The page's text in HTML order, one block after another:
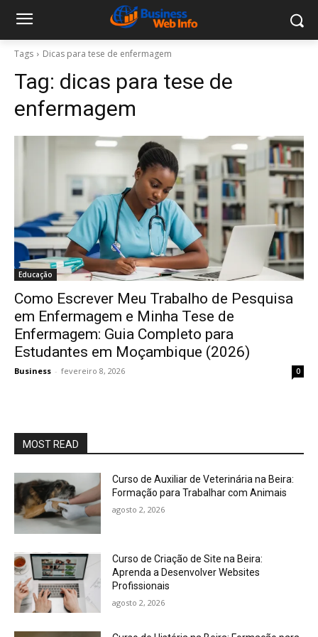
Tags Dicas para tese de enfermagem
Tag: dicas para tese de
enfermagem
Educação
Como Escrever Meu Trabalho de Pesquisa
em Enfermagem e Minha Tese de
Enfermagem: Guia Completo para
Estudantes em Moçambique (2026)
Business - fevereiro 8, 2026 0
MOST READ
Curso de Auxiliar de Veterinária na Beira:
Formação para Trabalhar com Animais
agosto 2, 2026
Curso de Criação de Site na Beira:
Aprenda a Desenvolver Websites
Profissionais
agosto 2, 2026